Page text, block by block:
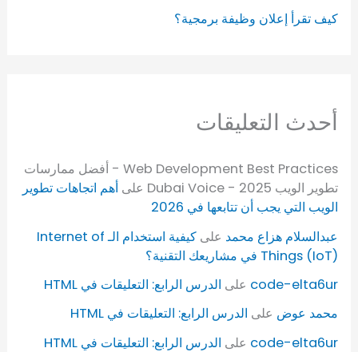
كيف تقرأ إعلان وظيفة برمجية؟
أحدث التعليقات
Web Development Best Practices - أفضل ممارسات
تطوير الويب 2025 - Dubai Voice
علىأهم اتجاهات تطوير
الويب التي يجب أن تتابعها في 2026
عبدالسلام هزاع محمد على
كيفية استخدام الـ Internet of
Things (IoT) في مشاريعك التقنية؟
code-elta6ur على الدرس الرابع: التعليقات في HTML
محمد عوض على الدرس الرابع: التعليقات في HTML
code-elta6ur على الدرس الرابع: التعليقات في HTML